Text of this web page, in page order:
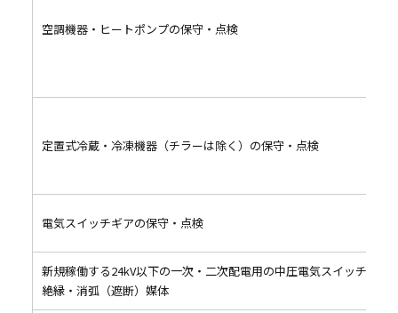
空調機器・ヒートポンプの保守・点検
定置式冷蔵・冷凍機器（チラーは除く）の保守・点検
電気スイッチギアの保守・点検
新規稼働する24kV以下の一次・二次配電用の中圧電気スイッチギア
絶縁・消弧（遮断）媒体